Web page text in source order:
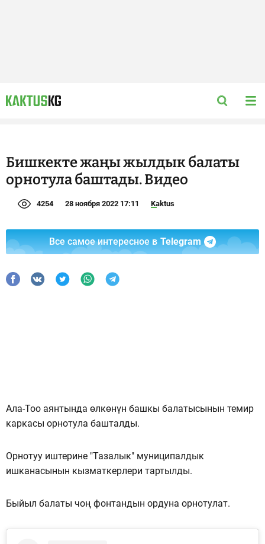
Бишкекте жаңы жылдык балаты
орнотула баштады. Видео
4254 28 ноября 2022 17:11 Kaktus
Все самое интересное в Telegram
Ала-Тоо аянтында өлкөнүн башкы балатысынын темир
каркасы орнотула башталды.
Орнотуу иштерине "Тазалык" муниципалдык
ишканасынын кызматкерлери тартылды.
Быйыл балаты чоң фонтандын ордуна орнотулат.